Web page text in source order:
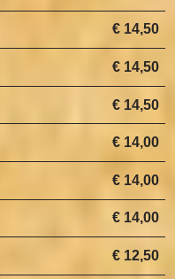
€ 14,50
€ 14,50
€ 14,50
€ 14,00
€ 14,00
€ 14,00
€ 12,50